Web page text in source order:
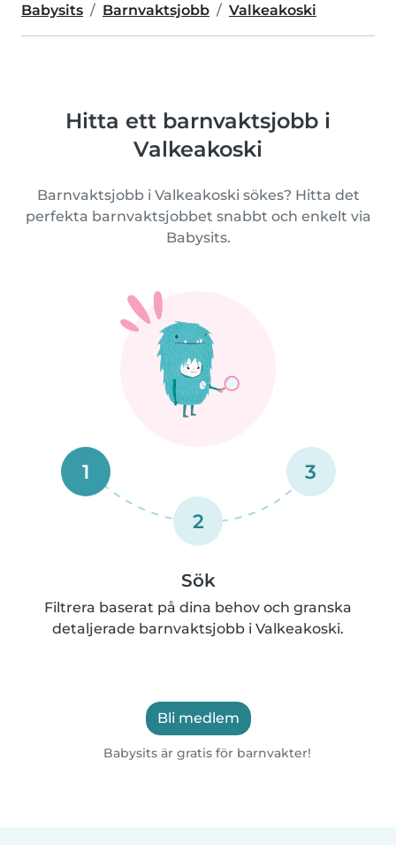
Babysits Barnvaktsjobb Valkeakoski
Hitta ett barnvaktsjobb i
Valkeakoski
Barnvaktsjobb i Valkeakoski sökes? Hitta det
perfekta barnvaktsjobbet snabbt och enkelt via
Babysits.
1
2
3
Sök
Filtrera baserat på dina behov och granska
detaljerade barnvaktsjobb i Valkeakoski.
Bli medlem
Babysits är gratis för barnvakter!